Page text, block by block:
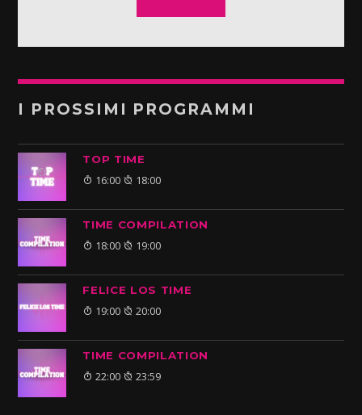
I PROSSIMI PROGRAMMI
TOP TIME
16:00 18:00
TIME COMPILATION
18:00 19:00
FELICE LOS TIME
19:00 20:00
TIME COMPILATION
22:00 23:59